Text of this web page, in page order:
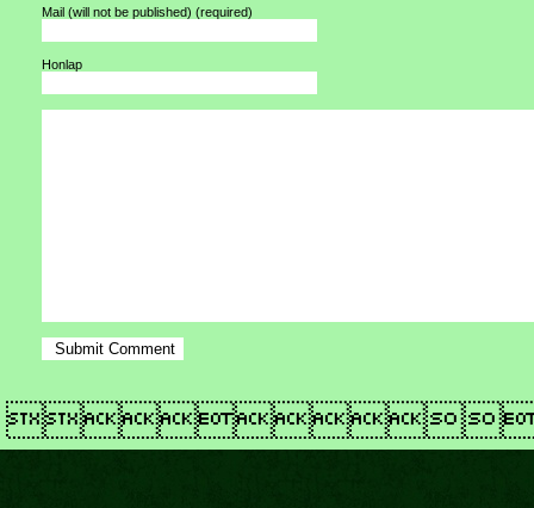
Mail (will not be published) (required)
Honlap